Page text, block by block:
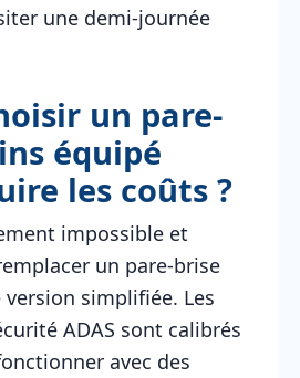
une demi-journée
un pare-
équipé
les coûts ?
impossible et
un pare-brise
simplifiée. Les
ADAS sont calibrés
avec des